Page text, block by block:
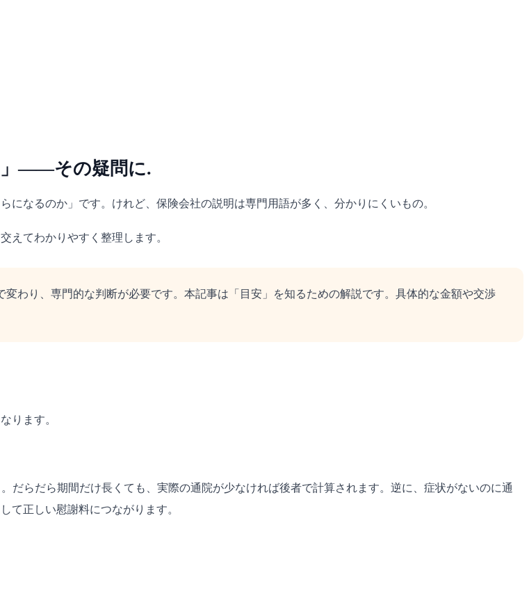
」——その疑問に.
なるのか」です。けれど、保険会社の説明は専門用語が多く、分かりにくいもの。
えてわかりやすく整理します。
わり、専門的な判断が必要です。本記事は「目安」を知るための解説です。具体的な金額や交渉
ります。
だらだら期間だけ長くても、実際の通院が少なければ後者で計算されます。逆に、症状がないのに通
て正しい慰謝料につながります。